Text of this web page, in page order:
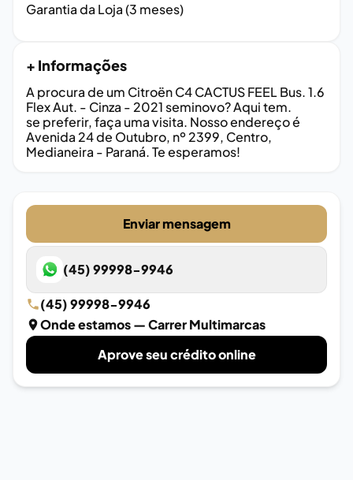
Garantia da Loja (3 meses)
+ Informações
A procura de um Citroën C4 CACTUS FEEL Bus. 1.6
Flex Aut. - Cinza - 2021 seminovo? Aqui tem.
se preferir, faça uma visita. Nosso endereço é
Avenida 24 de Outubro, nº 2399, Centro,
Medianeira - Paraná. Te esperamos!
Enviar mensagem
(45) 99998-9946
(45) 99998-9946
Onde estamos— Carrer Multimarcas
Aprove seu crédito online